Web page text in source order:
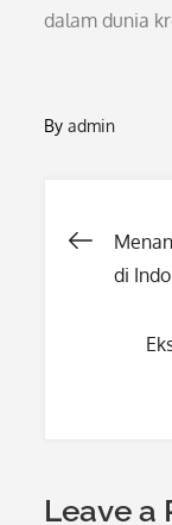
dalam dunia
Byadmin
Post
di
Leave a